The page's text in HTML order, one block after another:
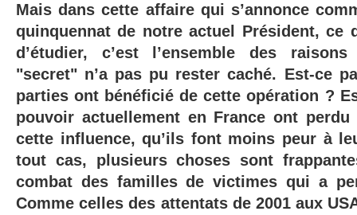
Mais dans cette affaire qui s’annonce
quinquennat de notre actuel Président, ce
d’étudier, c’est l’ensemble des
"secret" n’a pas pu rester caché. Est-ce
parties ont bénéficié de cette opération ?
pouvoir actuellement en France ont
cette influence, qu’ils font moins peur à
tout cas, plusieurs choses sont
combat des familles de victimes qui a
Comme celles des attentats de 2001 aux